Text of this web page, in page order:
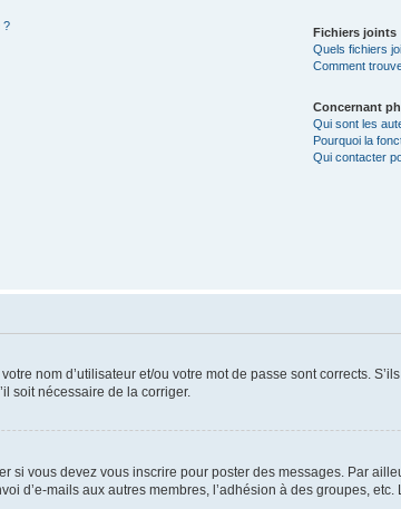
?
Fichiers joints
Quels fichiers
Comment
Concernant
Qui sont les
Pourquoi la
Qui contacter
nom d’utilisateur et/ou votre mot de passe sont corrects.
soit nécessaire de la corriger.
si vous devez vous inscrire pour poster des messages. Par
d’e-mails aux autres membres, l’adhésion à des groupes, etc.